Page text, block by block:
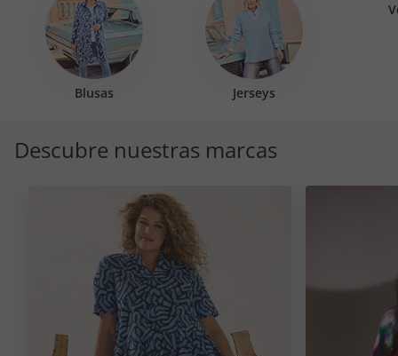
Blusas Jerseys
Descubre nuestras marcas